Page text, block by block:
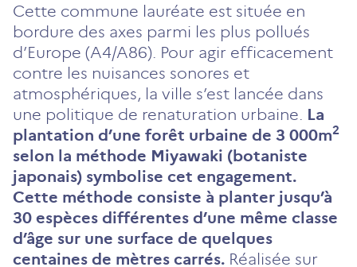
Cette commune lauréate est située en
bordure des axes parmi les plus pollués
d’Europe (A4/A86). Pour agir efficacement
contre les nuisances sonores et
atmosphériques, la ville s’est lancée dans
une politique de renaturation urbaine. La
plantation d’une forêt urbaine de 3 000m2
selon la méthode Miyawaki (botaniste
japonais) symbolise cet engagement.
Cette méthode consiste à planter jusqu’à
30 espèces différentes d’une même classe
d’âge sur une surface de quelques
centaines de mètres carrés. Réalisée sur